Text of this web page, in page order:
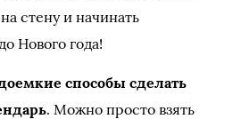
стену и начинать
Нового года!
способы сделать
. Можно просто взять